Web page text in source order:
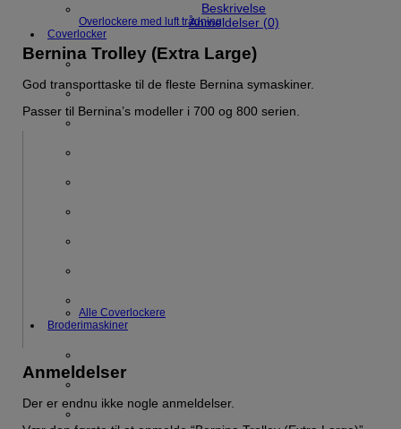
Overlockere med luft trådning
Coverlocker
Alle Coverlockere
Broderimaskiner
Beskrivelse
Anmeldelser (0)
Bernina Trolley (Extra Large)
God transporttaske til de fleste Bernina symaskiner.
Passer til Bernina’s modeller i 700 og 800 serien.
Anmeldelser
Der er endnu ikke nogle anmeldelser.